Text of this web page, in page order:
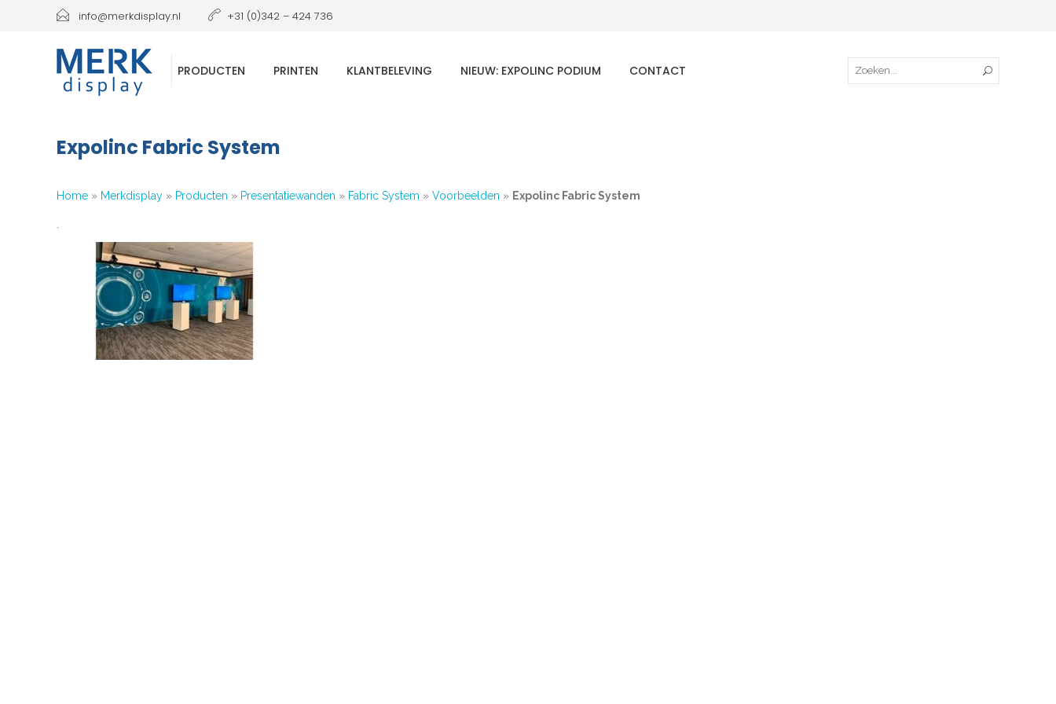
info@merkdisplay.nl +31 (0)342 – 424 736
PRODUCTEN PRINTEN KLANTBELEVING NIEUW: EXPOLINC PODIUM CONTACT
Expolinc Fabric System
Home » Merkdisplay » Producten » Presentatiewanden » Fabric System » Voorbeelden » Expolinc Fabric System
`